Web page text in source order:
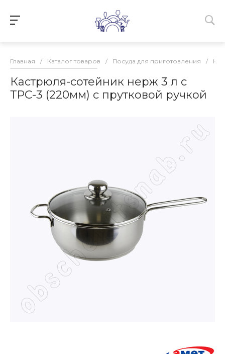
Главная / Каталог товаров / Посуда для приготовления /
Кастрюля-сотейник нерж 3 л с
ТРС-3 (220мм) с прутковой ручкой